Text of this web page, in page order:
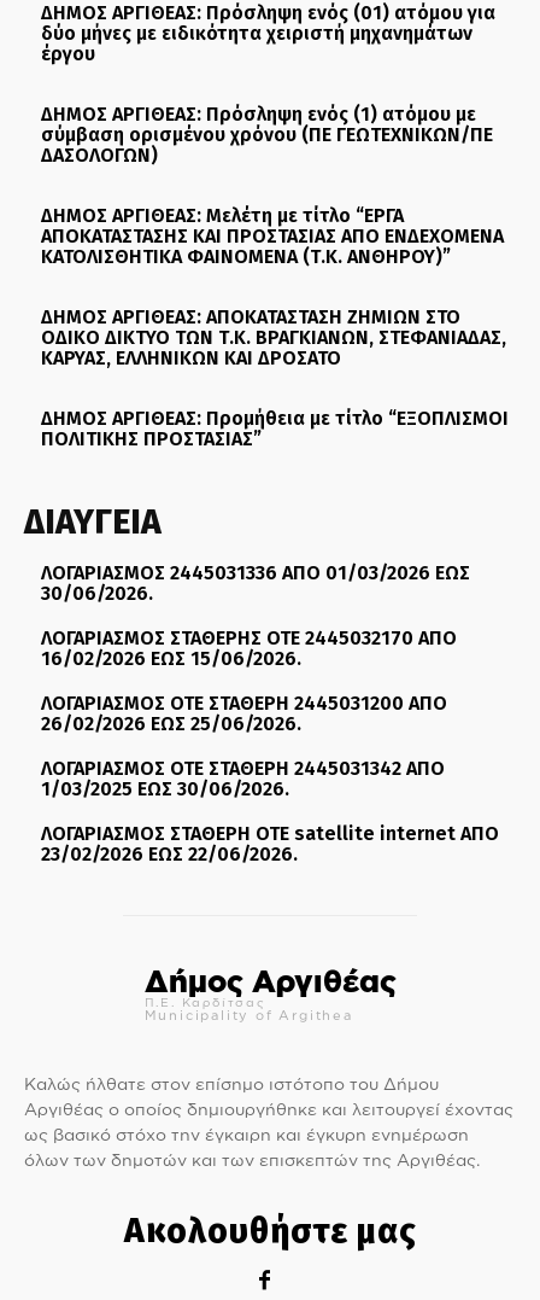
ΔΗΜΟΣ ΑΡΓΙΘΕΑΣ: Πρόσληψη ενός (01) ατόμου για
δύο μήνες με ειδικότητα χειριστή μηχανημάτων
έργου
ΔΗΜΟΣ ΑΡΓΙΘΕΑΣ: Πρόσληψη ενός (1) ατόμου με
σύμβαση ορισμένου χρόνου (ΠΕ ΓΕΩΤΕΧΝΙΚΩΝ/ΠΕ
ΔΑΣΟΛΟΓΩΝ)
ΔΗΜΟΣ ΑΡΓΙΘΕΑΣ: Μελέτη με τίτλο “ΕΡΓΑ
ΑΠΟΚΑΤΑΣΤΑΣΗΣ ΚΑΙ ΠΡΟΣΤΑΣΙΑΣ ΑΠΟ ΕΝΔΕΧΟΜΕΝΑ
ΚΑΤΟΛΙΣΘΗΤΙΚΑ ΦΑΙΝΟΜΕΝΑ (Τ.Κ. ΑΝΘΗΡΟΥ)”
ΔΗΜΟΣ ΑΡΓΙΘΕΑΣ: ΑΠΟΚΑΤΑΣΤΑΣΗ ΖΗΜΙΩΝ ΣΤΟ
ΟΔΙΚΟ ΔΙΚΤΥΟ ΤΩΝ Τ.Κ. ΒΡΑΓΚΙΑΝΩΝ, ΣΤΕΦΑΝΙΑΔΑΣ,
ΚΑΡΥΑΣ, ΕΛΛΗΝΙΚΩΝ ΚΑΙ ΔΡΟΣΑΤΟ
ΔΗΜΟΣ ΑΡΓΙΘΕΑΣ: Προμήθεια με τίτλο “ΕΞΟΠΛΙΣΜΟΙ
ΠΟΛΙΤΙΚΗΣ ΠΡΟΣΤΑΣΙΑΣ”
ΔΙΑΥΓΕΙΑ
ΛΟΓΑΡΙΑΣΜΟΣ 2445031336 ΑΠΟ 01/03/2026 ΕΩΣ
30/06/2026.
ΛΟΓΑΡΙΑΣΜΟΣ ΣΤΑΘΕΡΗΣ ΟΤΕ 2445032170 ΑΠΟ
16/02/2026 ΕΩΣ 15/06/2026.
ΛΟΓΑΡΙΑΣΜΟΣ ΟΤΕ ΣΤΑΘΕΡΗ 2445031200 ΑΠΟ
26/02/2026 ΕΩΣ 25/06/2026.
ΛΟΓΑΡΙΑΣΜΟΣ ΟΤΕ ΣΤΑΘΕΡΗ 2445031342 ΑΠΟ
1/03/2025 ΕΩΣ 30/06/2026.
ΛΟΓΑΡΙΑΣΜΟΣ ΣΤΑΘΕΡΗ ΟΤΕ satellite internet ΑΠΟ
23/02/2026 ΕΩΣ 22/06/2026.
Δήμος Αργιθέας
Π.Ε. Καρδίτσας
Municipality of Argithea
Καλώς ήλθατε στον επίσημο ιστότοπο του Δήμου
Αργιθέας ο οποίος δημιουργήθηκε και λειτουργεί έχοντας
ως βασικό στόχο την έγκαιρη και έγκυρη ενημέρωση
όλων των δημοτών και των επισκεπτών της Αργιθέας.
Ακολουθήστε μας